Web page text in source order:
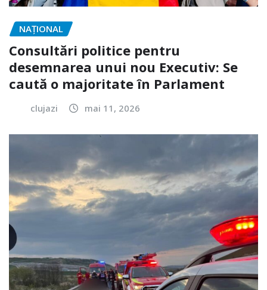
NAŢIONAL
Consultări politice pentru
desemnarea unui nou Executiv: Se
caută o majoritate în Parlament
clujazi mai 11, 2026